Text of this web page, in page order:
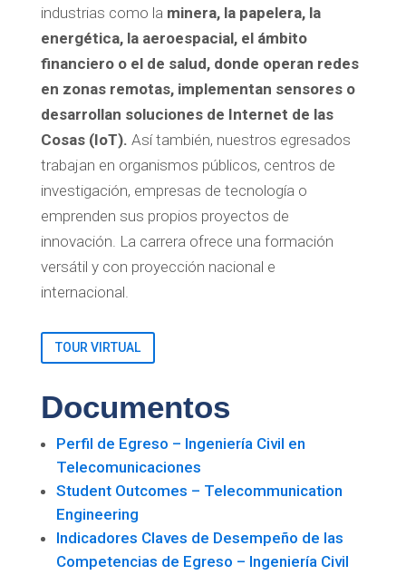
industrias como la minera, la papelera, la
energética, la aeroespacial, el ámbito
financiero o el de salud, donde operan redes
en zonas remotas, implementan sensores o
desarrollan soluciones de Internet de las
Cosas (IoT). Así también, nuestros egresados
trabajan en organismos públicos, centros de
investigación, empresas de tecnología o
emprenden sus propios proyectos de
innovación. La carrera ofrece una formación
versátil y con proyección nacional e
internacional.
TOUR VIRTUAL
Documentos
Perfil de Egreso – Ingeniería Civil en
Telecomunicaciones
Student Outcomes – Telecommunication
Engineering
Indicadores Claves de Desempeño de las
Competencias de Egreso – Ingeniería Civil